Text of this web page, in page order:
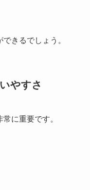
きるでしょう。
やすさ
に重要です。